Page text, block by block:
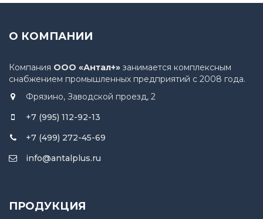
О КОМПАНИИ
Компания ООО «Антал+» занимается комплексным
снабжением промышленных предприятий с 2008 года.
Фрязино, Заводской проезд, 2
+7 (995) 112-92-13
+7 (499) 272-45-69
info@antalplus.ru
ПРОДУКЦИЯ